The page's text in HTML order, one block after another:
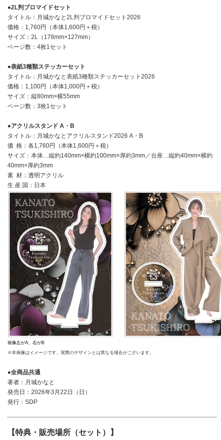
●2L判ブロマイドセット
タイトル：月城かなと2L判ブロマイドセット2026
価格：1,760円（本体1,600円＋税）
サイズ：2L（178mm×127mm）
ページ数：4枚1セット
●表紙3種類ステッカーセット
タイトル：月城かなと表紙3種類ステッカーセット2026
価格：1,100円（本体1,000円＋税）
サイズ：縦80mm×横55mm
ページ数：3枚1セット
●アクリルスタンド A・B
タイトル：月城かなとアクリルスタンド2026 A・B
価 格：各1,760円（本体1,600円＋税）
サイズ：本体…縦約140mm×横約100mm×厚約3mm／台座…縦約40mm×横約
40mm×厚約3mm
素 材：透明アクリル
生 産 国：日本
画像左がA、右がB
※本画像はイメージです。実際のデザインとは異なる場合がございます。
●全商品共通
著者：月城かなと
発売日：2026年3月22日（日）
発行：SDP
【特典・販売場所（セット）】